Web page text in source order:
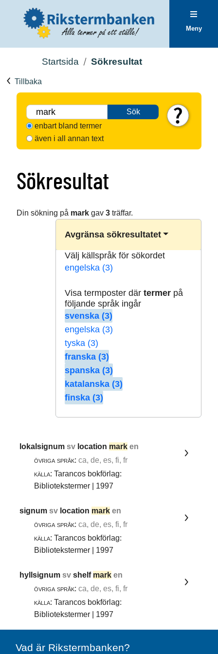
Meny
Startsida Sökresultat
Tillbaka
Sök
enbart bland termer
även i all annan text
Sökresultat
Din sökning på markgav 3träffar.
Avgränsa sökresultatet
Välj källspråk för sökordet
engelska (3)
Visa termposter där termerpå
följande språk ingår
svenska (3)
engelska (3)
tyska (3)
franska (3)
spanska (3)
katalanska (3)
finska (3)
lokalsignumsv location mark en
övriga språk: ca, de, es, fi, fr
källa: Tarancos bokförlag:
Bibliotekstermer | 1997
signumsv location mark en
övriga språk: ca, de, es, fi, fr
källa: Tarancos bokförlag:
Bibliotekstermer | 1997
hyllsignumsvshelf mark en
övriga språk: ca, de, es, fi, fr
källa: Tarancos bokförlag:
Bibliotekstermer | 1997
Vad är Rikstermbanken?